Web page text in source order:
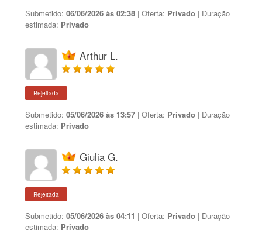
Submetido: 06/06/2026 às 02:38 | Oferta: Privado | Duração
estimada: Privado
Arthur L.
Rejeitada
Submetido: 05/06/2026 às 13:57 | Oferta: Privado | Duração
estimada: Privado
Giulia G.
Rejeitada
Submetido: 05/06/2026 às 04:11 | Oferta: Privado | Duração
estimada: Privado